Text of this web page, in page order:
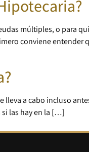
múltiples, o para
conviene entender
a cabo incluso
si las hay en la […]